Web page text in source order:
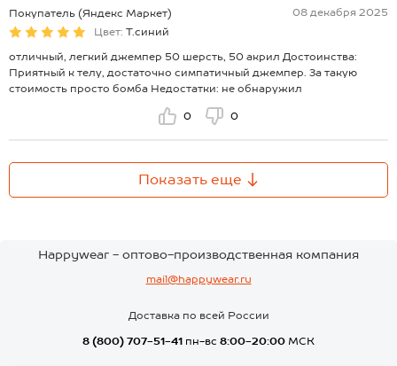
Покупатель (Яндекс Маркет)
08 декабря 2025
Цвет: Т.синий
отличный, легкий джемпер 50 шерсть, 50 акрил Достоинства:
Приятный к телу, достаточно симпатичный джемпер. За такую
стоимость просто бомба Недостатки: не обнаружил
0 0
Показать еще
Happywear - оптово-производственная компания
mail@happywear.ru
Доставка по всей России
8 (800) 707-51-41 пн-вс 8:00-20:00 МСК